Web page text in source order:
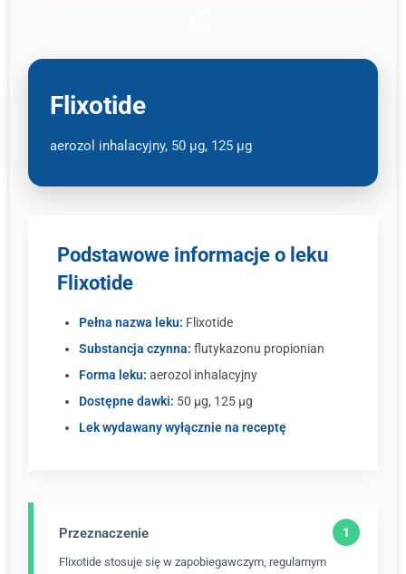
Flixotide
aerozol inhalacyjny, 50 μg, 125 μg
Podstawowe informacje o leku
Flixotide
Pełna nazwa leku: Flixotide
Substancja czynna: flutykazonu propionian
Forma leku: aerozol inhalacyjny
Dostępne dawki: 50 μg, 125 μg
Lek wydawany wyłącznie na receptę
Przeznaczenie
Flixotide stosuje się w zapobiegawczym, regularnym